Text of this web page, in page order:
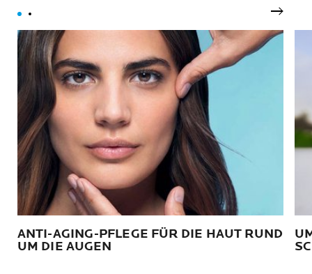
ANTI-AGING-PFLEGE FÜR DIE HAUT RUND
UM DIE AUGEN